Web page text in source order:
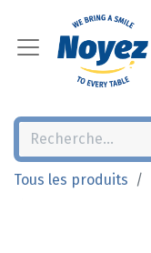
Tous les produits